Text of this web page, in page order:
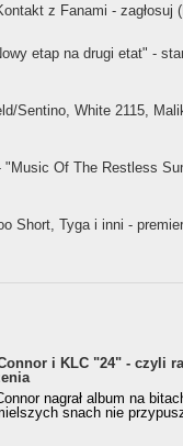
z Fanami - zagłosuj
etap na drugi etat" -
Sentino, White 2115,
"Music Of The Restless
Short, Tyga i inni -
i KLC "24" - czyli
nagrał album na
snach nie